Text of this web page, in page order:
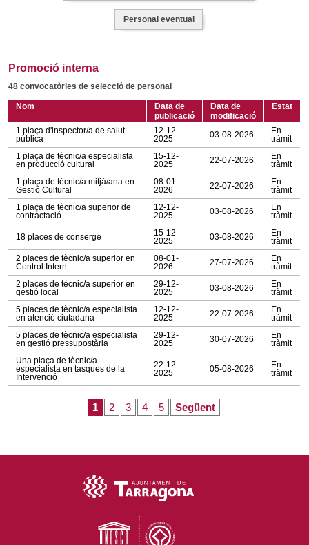
Personal eventual
Promoció interna
48 convocatòries de selecció de personal
Nom
Data de
publicació
Data de
modificació
Estat
1 plaça d'inspector/a de salut
pública
12-12-
2025
03-08-2026
En
tràmit
1 plaça de tècnic/a especialista
en producció cultural
15-12-
2025
22-07-2026
En
tràmit
1 plaça de tècnic/a mitjà/ana en
Gestió Cultural
08-01-
2026
22-07-2026
En
tràmit
1 plaça de tècnic/a superior de
contractació
12-12-
2025
03-08-2026
En
tràmit
18 places de conserge
15-12-
2025
03-08-2026
En
tràmit
2 places de tècnic/a superior en
Control Intern
08-01-
2026
27-07-2026
En
tràmit
2 places de tècnic/a superior en
gestió local
29-12-
2025
03-08-2026
En
tràmit
5 places de tècnic/a especialista
en atenció ciutadana
12-12-
2025
22-07-2026
En
tràmit
5 places de tècnic/a especialista
en gestió pressupostària
29-12-
2025
30-07-2026
En
tràmit
Una plaça de tècnic/a
especialista en tasques de la
Intervenció
22-12-
2025
05-08-2026
En
tràmit
1 2 3 4 5 Següent